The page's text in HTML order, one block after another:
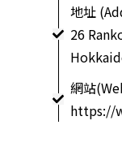
地址
26
網站
https://